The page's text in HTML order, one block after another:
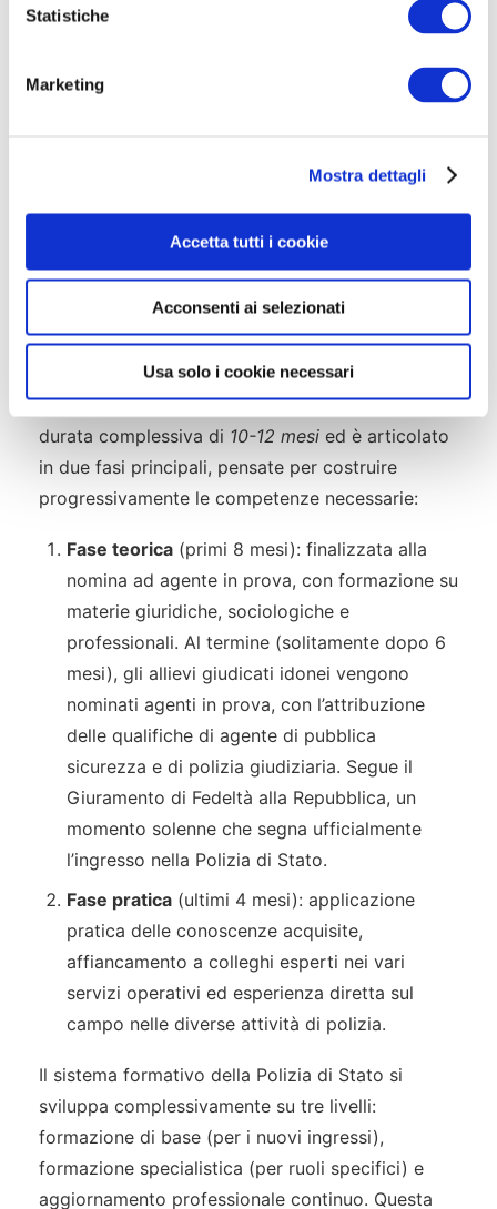
Statistiche
Marketing
Mostra dettagli
Accetta tutti i cookie
Acconsenti ai selezionati
Usa solo i cookie necessari
possibilità di proseguire nell’iter selettivo.
Una volta superato il concorso, i vincitori
intraprendono unpercorso formativo intensivo
prima di diventare agenti effettivi. Questa fase è
cruciale per acquisire le competenze necessarie a
svolgere efficacemente il ruolo di poliziotto.
Struttura del corso di formazione
Ilcorso di formazione per allievi agentiha una
durata complessiva di 10-12 mesi ed è articolato
in due fasi principali, pensate per costruire
progressivamente le competenze necessarie:
Fase teorica (primi 8 mesi): finalizzata alla
nomina ad agente in prova, con formazione su
materie giuridiche, sociologiche e
professionali. Al termine (solitamente dopo 6
mesi), gli allievi giudicati idonei vengono
nominati agenti in prova, con l’attribuzione
delle qualifiche di agente di pubblica
sicurezza e di polizia giudiziaria. Segue il
Giuramento di Fedeltà alla Repubblica, un
momento solenne che segna ufficialmente
l’ingresso nella Polizia di Stato.
Fase pratica (ultimi 4 mesi): applicazione
pratica delle conoscenze acquisite,
affiancamento a colleghi esperti nei vari
servizi operativi ed esperienza diretta sul
campo nelle diverse attività di polizia.
Il sistema formativo della Polizia di Stato si
sviluppa complessivamente su tre livelli:
formazione di base (per i nuovi ingressi),
formazione specialistica (per ruoli specifici) e
aggiornamento professionale continuo. Questa